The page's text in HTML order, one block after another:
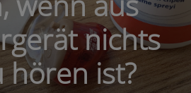
nichts
hören ist?